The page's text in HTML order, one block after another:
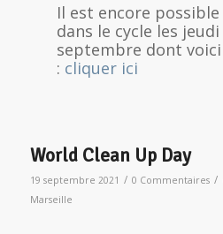
Il est encore possible
dans le cycle les
septembre dont
: cliquer ici
World Clean Up Day
19 septembre 2021 / 0 Commentaires /
Marseille